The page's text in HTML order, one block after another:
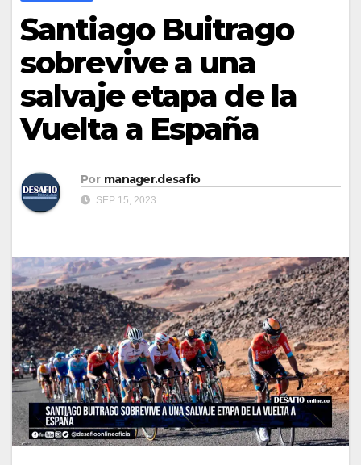
Santiago Buitrago
sobrevive a una
salvaje etapa de la
Vuelta a España
Por manager.desafio
SEP 15, 2023